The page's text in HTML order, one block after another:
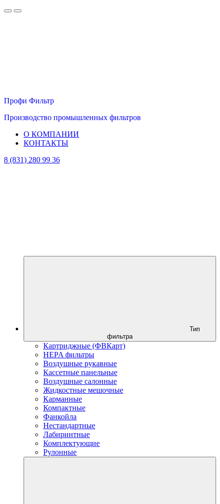
Профи Фильтр
Производство промышленных фильтров
О КОМПАНИИ
КОНТАКТЫ
8 (831) 280 99 36
фильтра
Картриджные (ФВКарт)
HEPA фильтры
Воздушные рукавные
Кассетные панельные
Воздушные салонные
Жидкостные мешочные
Карманные
Компактные
Фанкойла
Нестандартные
Лабиринтные
Комплектующие
Рулонные